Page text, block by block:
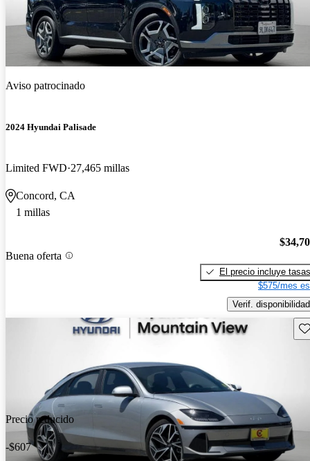
Aviso patrocinado
2024 Hyundai Palisade
Limited FWD 27,465 millas
Concord, CA
1 millas
Buena oferta
El precio incluye tasas
$575/mes
Verif. disponibilidad
Precio reducido
-$607